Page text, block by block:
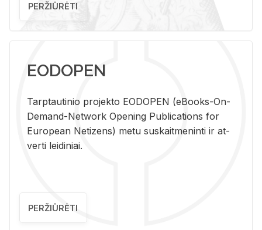
PERŽIŪRĖTI
EODOPEN
Tarp­tau­ti­nio pro­jek­to EO­DO­PEN (eBo­oks-On-
De­mand-Ne­twork Ope­ning Pub­li­ca­tions for
Eu­ro­pe­an Ne­ti­zens) metu su­skait­me­nin­ti ir at­
ver­ti lei­di­niai.
PERŽIŪRĖTI